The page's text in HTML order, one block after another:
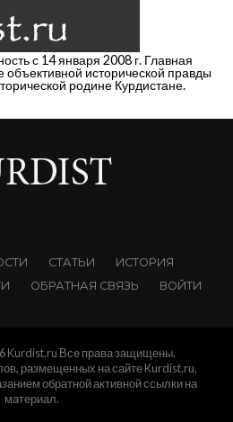
с 14 января 2008 г. Главная
исторической правды
родине Курдистане.
СТАТЬИ
ИСТОРИЯ
ОБРАТНАЯ СВЯЗЬ ВОЙТИ
Kurdist.ru Все права защищены.
размещенных на сайте Kurdist.ru,
обратной активной ссылки на
материал.